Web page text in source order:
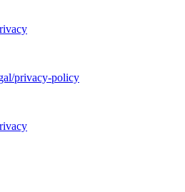
privacy-policy